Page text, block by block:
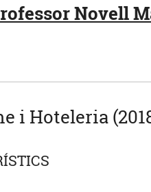
Novell
i Hoteleria